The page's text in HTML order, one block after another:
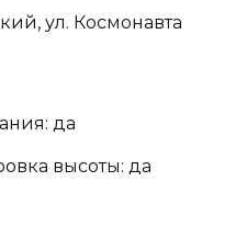
ул. Космонавта
да
высоты: да